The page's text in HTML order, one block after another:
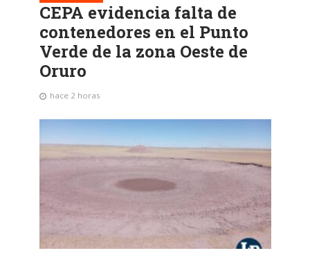
CEPA evidencia falta de
contenedores en el Punto
Verde de la zona Oeste de
Oruro
hace 2 horas